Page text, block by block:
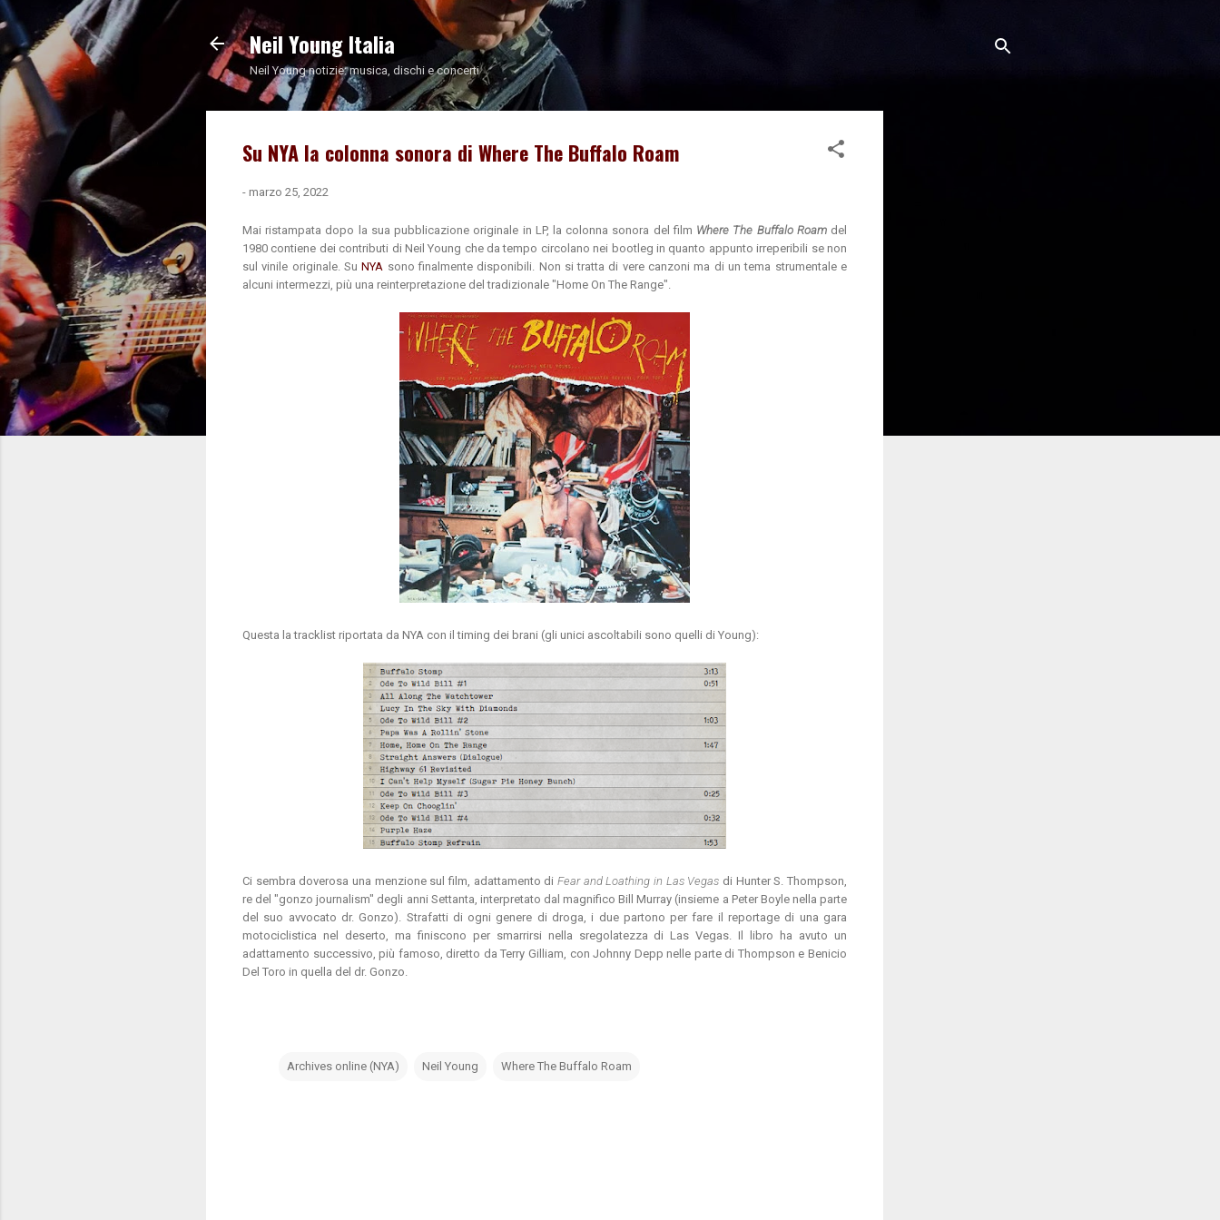
Passa ai contenuti principali
Neil Young Italia
Neil Young notizie: musica, dischi e concerti
Su NYA la colonna sonora di Where The Buffalo Roam
- marzo 25, 2022
Mai ristampata dopo la sua pubblicazione originale in LP, la colonna sonora del film Where The Buffalo Roam del
1980 contiene dei contributi di Neil Young che da tempo circolano nei bootleg in quanto appunto irreperibili se non
sul vinile originale. SuNYA sono finalmente disponibili. Non si tratta di vere canzoni ma di un tema strumentale e
alcuni intermezzi, più una reinterpretazione del tradizionale "Home On The Range".
Questa la tracklist riportata da NYA con il timing dei brani (gli unici ascoltabili sono quelli di Young):
Ci sembra doverosa una menzione sul film, adattamento di Fear and Loathing in Las Vegas di Hunter S. Thompson,
re del "gonzo journalism" degli anni Settanta, interpretato dal magnifico Bill Murray (insieme a Peter Boyle nella parte
del suo avvocato dr. Gonzo). Strafatti di ogni genere di droga, i due partono per fare il reportage di una gara
motociclistica nel deserto, ma finiscono per smarrirsi nella sregolatezza di Las Vegas. Il libro ha avuto un
adattamento successivo, più famoso, diretto da Terry Gilliam, con Johnny Depp nelle parte di Thompson e Benicio
Del Toro in quella del dr. Gonzo.
Archives online (NYA) Neil Young Where The Buffalo Roam